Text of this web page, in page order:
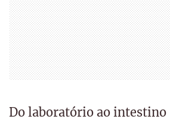
Do laboratório ao intestino